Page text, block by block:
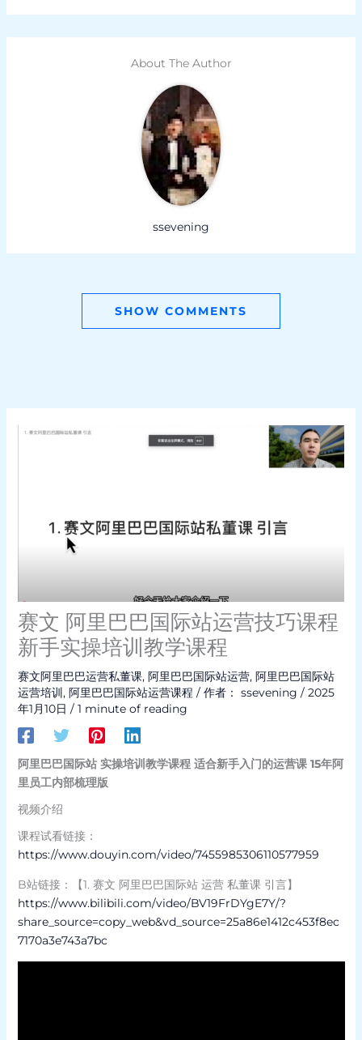
About The Author
ssevening
SHOW COMMENTS
赛文 阿里巴巴国际站运营技巧课程
新手实操培训教学课程
赛文阿里巴巴运营私董课, 阿里巴巴国际站运营, 阿里巴巴国际站
运营培训 , 阿里巴巴国际站运营课程 / 作者： ssevening / 2025
年1月10日 / 1 minute of reading
阿里巴巴国际站 实操培训 教学课程 适合新手入门的运营课 15年阿
里员工内部梳理版
视频介绍
课程试看链接：
https://www.douyin.com/video/7455985306110577959
B站链接：【1. 赛文 阿里巴巴国际站 运营 私董课 引言】
https://www.bilibili.com/video/BV19FrDYgE7Y/?
share_source=copy_web&vd_source=25a86e1412c453f8ec
7170a3e743a7bc